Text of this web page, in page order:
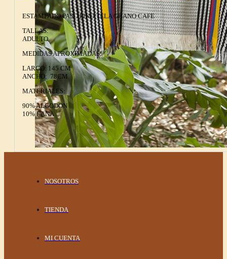
ESTAMPADO PASO FINO TELA GRANO CAFE
TALLAS:
ADULTO
MEDIDAS APROXIMADAS:
LARGO: 145 CM
ANCHO: 78CM
MATERIALES:
90% ALGODON
10% LANA
NOSOTROS
TIENDA
MI CUENTA